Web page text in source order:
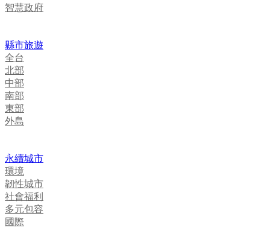
智慧政府
縣市旅遊
全台
北部
中部
南部
東部
外島
永續城市
環境
韌性城市
社會福利
多元包容
國際